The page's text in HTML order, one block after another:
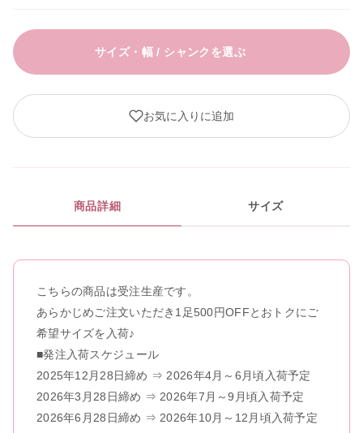
8.5
9
サイズ・幅 / シャンクを選ぶ
お気に入りに追加
商品詳細 サイズ
こちらの商品は受注生産です。
あらかじめご注文いただき1足500円OFFとおトクにご
希望サイズを入荷♪
■発注入荷スケジュール
2025年12月28日締め ⇒ 2026年4月～6月頃入荷予定
2026年3月28日締め ⇒ 2026年7月～9月頃入荷予定
2026年6月28日締め ⇒ 2026年10月～12月頃入荷予定